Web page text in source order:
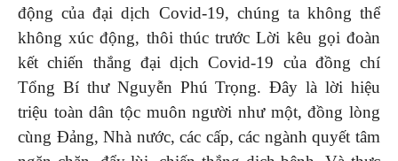
động của đại dịch Covid-19, chúng ta không thể
không xúc động, thôi thúc trước Lời kêu gọi đoàn
kết chiến thắng đại dịch Covid-19 của đồng chí
Tổng Bí thư Nguyễn Phú Trọng. Đây là lời hiệu
triệu toàn dân tộc muôn người như một, đồng lòng
cùng Đảng, Nhà nước, các cấp, các ngành quyết tâm